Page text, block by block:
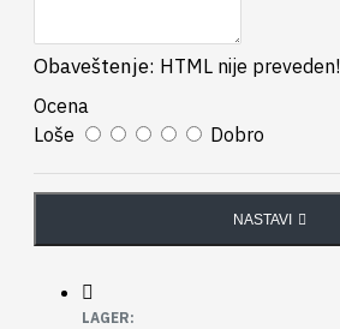
Obaveštenje: HTML nije preveden!
Ocena
Loše
Dobro
NASTAVI
LAGER: